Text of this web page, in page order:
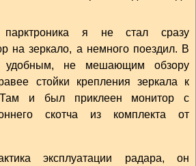
парктроника я не стал сразу
на зеркало, а немного поездил. В
удобным, не мешающим обзору
стойки крепления зеркала к
Там и был приклеен монитор с
скотча из комплекта от
эксплуатации радара, он